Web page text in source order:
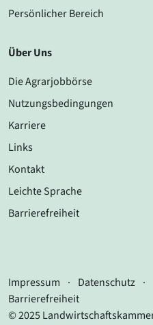
Persönlicher Bereich
Über Uns
Die Agrarjobbörse
Nutzungsbedingungen
Karriere
Links
Kontakt
Leichte Sprache
Barrierefreiheit
Impressum · Datenschutz ·
Barrierefreiheit
© 2025